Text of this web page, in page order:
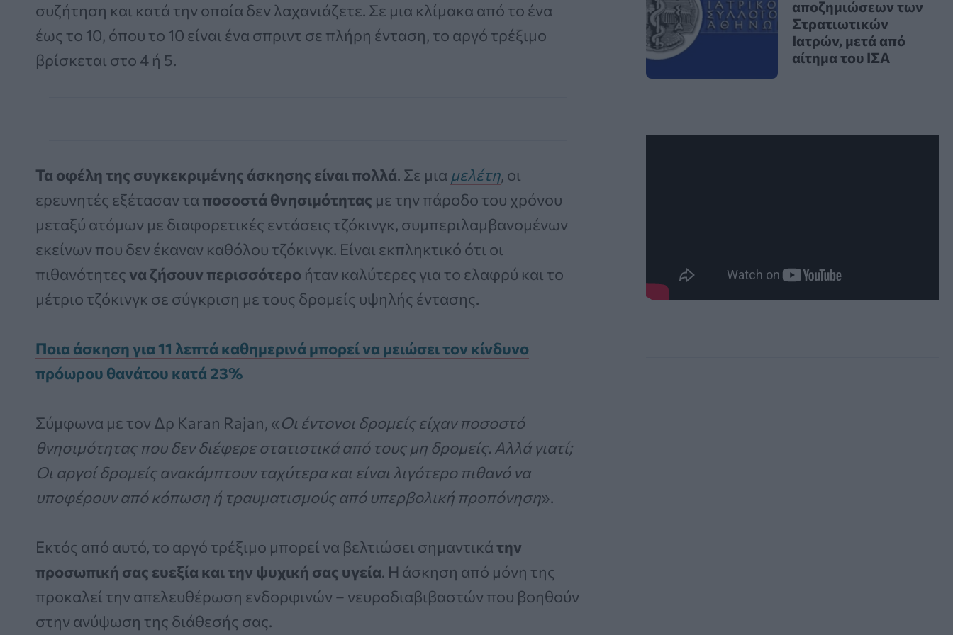
συζήτηση και κατά την οποία δεν λαχανιάζετε. Σε μια κλίμακα από το ένα
έως το 10, όπου το 10 είναι ένα σπριντ σε πλήρη ένταση, το αργό τρέξιμο
βρίσκεται στο 4 ή 5.
Τα οφέλη της συγκεκριμένης άσκησης είναι πολλά. Σε μια μελέτη, οι
ερευνητές εξέτασαν τα ποσοστά θνησιμότητας με την πάροδο του χρόνου
μεταξύ ατόμων με διαφορετικές εντάσεις τζόκινγκ, συμπεριλαμβανομένων
εκείνων που δεν έκαναν καθόλου τζόκινγκ. Είναι εκπληκτικό ότι οι
πιθανότητεςνα ζήσουν περισσότερο ήταν καλύτερες για το ελαφρύ και το
μέτριο τζόκινγκ σε σύγκριση με τους δρομείς υψηλής έντασης.
Ποια άσκηση για 11 λεπτά καθημερινά μπορεί να μειώσει τον κίνδυνο
πρόωρου θανάτου κατά 23%
Σύμφωνα με τον Δρ Karan Rajan, «Οι έντονοι δρομείς είχαν ποσοστό
θνησιμότητας που δεν διέφερε στατιστικά από τους μη δρομείς. Αλλά γιατί;
Οι αργοί δρομείς ανακάμπτουν ταχύτερα και είναι λιγότερο πιθανό να
υποφέρουν από κόπωση ή τραυματισμούς από υπερβολική προπόνηση».
Εκτός από αυτό, το αργό τρέξιμο μπορεί να βελτιώσει σημαντικάτην
προσωπική σας ευεξία και την ψυχική σας υγεία. Η άσκηση από μόνη της
προκαλεί την απελευθέρωση ενδορφινών – νευροδιαβιβαστών που βοηθούν
στην ανύψωση της διάθεσής σας.
αποζημιώσεων των
Στρατιωτικών
Ιατρών, μετά από
αίτημα του ΙΣΑ